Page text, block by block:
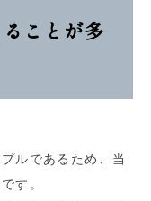
ことが多
ルであるため、当
す。